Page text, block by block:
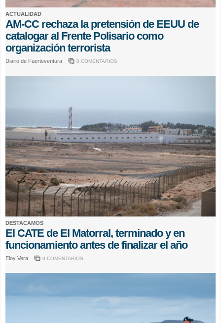
ACTUALIDAD
AM-CC rechaza la pretensión de EEUU de
catalogar al Frente Polisario como
organización terrorista
Diario de Fuerteventura 0 COMENTARIOS
DESTACAMOS
El CATE de El Matorral, terminado y en
funcionamiento antes de finalizar el año
Eloy Vera 0 COMENTARIOS